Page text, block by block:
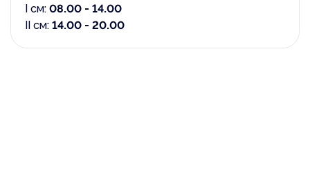
I см: 08.00 - 14.00
II см: 14.00 - 20.00